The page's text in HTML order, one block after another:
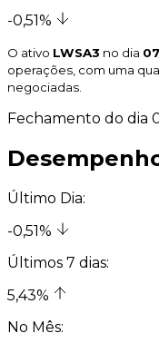
-0,51%
O ativo LWSA3 no dia
operações, com uma
negociadas.
Fechamento do dia
Último Dia:
-0,51%
Últimos 7 dias:
5,43%
No Mês: